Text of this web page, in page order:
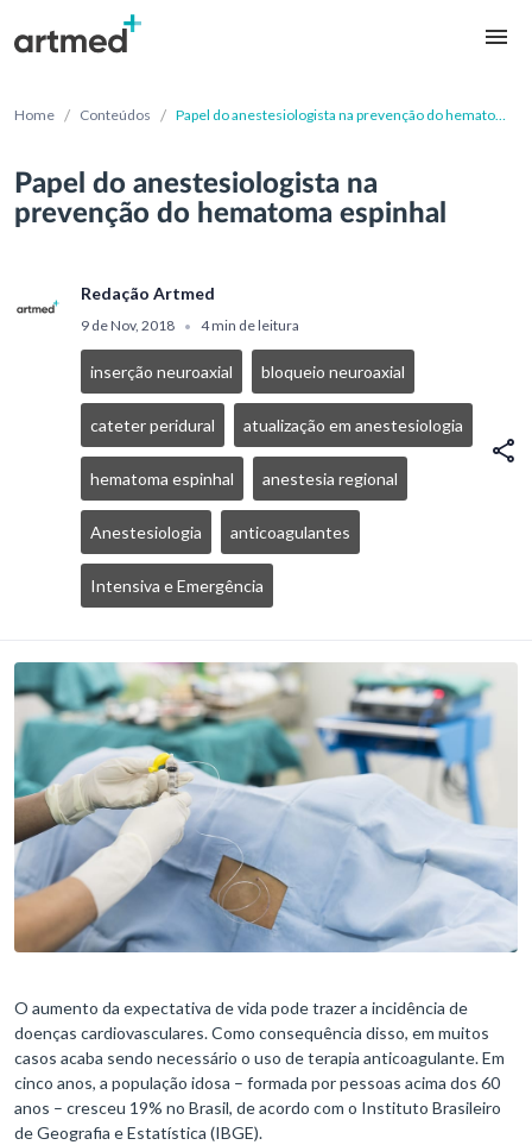
Home / Conteúdos / Papel do anestesiologista na prevenção do hematoma
Papel do anestesiologista na
prevenção do hematoma espinhal
Redação Artmed
9 de Nov, 2018 • 4 min de leitura
inserção neuroaxial bloqueio neuroaxial
cateter peridural atualização em anestesiologia
hematoma espinhal anestesia regional
Anestesiologia anticoagulantes
Intensiva e Emergência
O aumento da expectativa de vida pode trazer a incidência de
doenças cardiovasculares. Como consequência disso, em muitos
casos acaba sendo necessário o uso de terapia anticoagulante. Em
cinco anos, a população idosa – formada por pessoas acima dos 60
anos – cresceu 19% no Brasil, de acordo com o Instituto Brasileiro
de Geografia e Estatística (IBGE).